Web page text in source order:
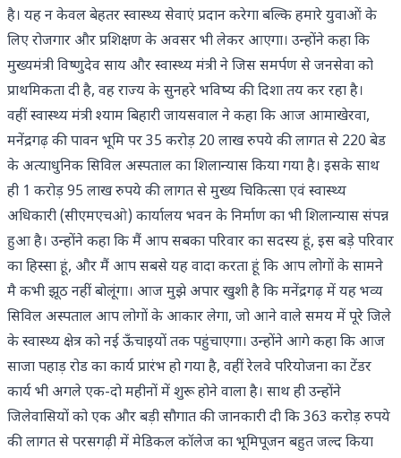
है। यह न केवल बेहतर स्वास्थ्य सेवाएं प्रदान करेगा बल्कि हमारे युवाओं के
लिए रोजगार और प्रशिक्षण के अवसर भी लेकर आएगा। उन्होंने कहा कि
मुख्यमंत्री विष्णुदेव साय और स्वास्थ्य मंत्री ने जिस समर्पण से जनसेवा को
प्राथमिकता दी है, वह राज्य के सुनहरे भविष्य की दिशा तय कर रहा है।
वहीं स्वास्थ्य मंत्री श्याम बिहारी जायसवाल ने कहा कि आज आमाखेरवा,
मनेंद्रगढ़ की पावन भूमि पर 35 करोड़ 20 लाख रुपये की लागत से 220 बेड
के अत्याधुनिक सिविल अस्पताल का शिलान्यास किया गया है। इसके साथ
ही 1 करोड़ 95 लाख रुपये की लागत से मुख्य चिकित्सा एवं स्वास्थ्य
अधिकारी (सीएमएचओ) कार्यालय भवन के निर्माण का भी शिलान्यास संपन्न
हुआ है। उन्होंने कहा कि मैं आप सबका परिवार का सदस्य हूं, इस बड़े परिवार
का हिस्सा हूं, और मैं आप सबसे यह वादा करता हूं कि आप लोगों के सामने
मै कभी झूठ नहीं बोलूंगा। आज मुझे अपार खुशी है कि मनेंद्रगढ़ में यह भव्य
सिविल अस्पताल आप लोगों के आकार लेगा, जो आने वाले समय में पूरे जिले
के स्वास्थ्य क्षेत्र को नई ऊँचाइयों तक पहुंचाएगा। उन्होंने आगे कहा कि आज
साजा पहाड़ रोड का कार्य प्रारंभ हो गया है, वहीं रेलवे परियोजना का टेंडर
कार्य भी अगले एक-दो महीनों में शुरू होने वाला है। साथ ही उन्होंने
जिलेवासियों को एक और बड़ी सौगात की जानकारी दी कि 363 करोड़ रुपये
की लागत से परसगढ़ी में मेडिकल कॉलेज का भूमिपूजन बहुत जल्द किया